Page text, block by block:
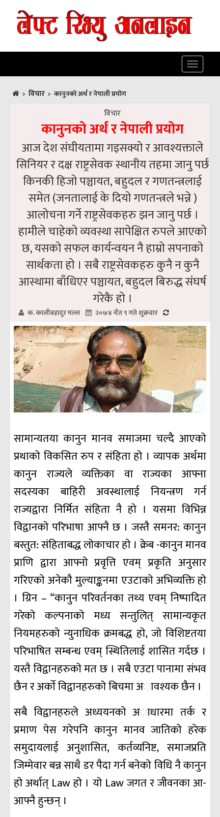
Toggle
> विचार > कानुनकाे अर्थ र नेपाली प्रयाेग
विचार
कानुनकाे अर्थ र नेपाली प्रयाेग
आज देश संघीयतामा गइसक्याे र आवश्यक्ताले
सिनियर र दक्ष राष्ट्रसेवक स्थानीय तहमा जानु पर्छ
किनकी हिजाे पञ्चायत, बहुदल र गणतन्त्रलाई
समेत (जनतालाई के दियाे गणतन्त्रले भन्ने )
आलाेचना गर्ने राष्ट्रसेवकहरु झन जानु पर्छ ।
हामीले चाहेकाे व्यवस्था सापेक्षित रुपले आएकाे
छ, यसकाे सफल कार्यन्वयन नै हाम्राे सपनाकाे
सार्थकता हाे । सबै राष्ट्रसेवकहरु कुनै न कुनै
आस्थामा बाँधिएर पञ्चायत, बहुदल बिरुद्ध संघर्ष
गरेकै हाे ।
क. कालीबहादुर मल्ल २०७४ चैत ९ गते शुक्रवार
सामान्यतया कानुन मानव समाजमा चल्दै आएकाे
प्रथाकाे विकसित रुप र संहिता हाे । व्यापक अर्थमा
कानुन राज्यले व्यक्तिका वा राज्यका आफ्ना
सदस्यका बाहिरी अवस्थालाई नियन्त्रण गर्न
राज्यद्वारा निर्मित संहिता नै हाे । यसमा विभिन्न
विद्वानकाे परिभाषा आफ्नै छ । जस्तै समनर: कानुन
बस्तुत: संहिताबद्ध लाेकाचार हाे । क्रेब -कानुन मानव
प्राणि द्वारा आफ्नाे प्रवृत्ति एवम् प्रकृति अनुसार
गरिएकाे अनेकाै मुल्याङ्कनमा एउटाकाे अभिव्यक्ति हाे
। ग्रिन – “कानुन परिवर्तनका तथ्य एवम् निष्पादित
गरेकाे कल्पनाकाे मध्य सन्तुलित् सामान्यकृत
नियमहरुकाे न्युनाधिक क्रमबद्ध हाे, जाे विशिष्टतया
परिभाषित सम्बन्ध एवम् स्थितिलाई शासित गर्दछ ।
यस्तै विद्वानहरुकाे मत छ । सबै एउटा पानामा संभव
छैन र अर्काे विद्वानहरुकाे बिचमा अावश्यक छैन ।
सबै विद्वानहरुले अध्ययनकाे अाधारमा तर्क र
प्रमाण पेस गरेपनि कानुन मानव जातिकाे हरेक
समुदायलाई अनुशासित, कर्तव्यनिष्ट, समाजप्रति
जिम्मेवार बन्न साथै डर पैदा गर्न बनेकाे विधि नै कानुन
हाे अर्थात् Law हाे । याे Law जगत र जीवनका आ-
आफ्नै हुन्छन् ।